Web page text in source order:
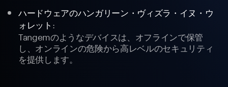
ハードウェアのハンガリーン・ヴィズラ・イヌ・ウ
ォレット :
Tangemのようなデバイスは、オフラインで保管
し、オンラインの危険から高レベルのセキュリティ
を提供します。